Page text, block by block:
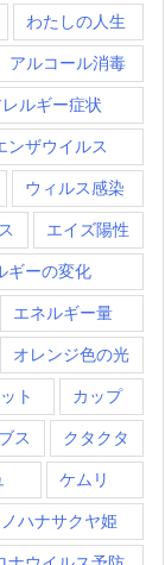
わたしの人生
アルコール消毒
ルギー症状
ンザウイルス
ウィルス感染
エイズ陽性
ギーの変化
エネルギー量
オレンジ色の光
ト カップ
ス クタクタ
ケムリ
ハナサクヤ姫